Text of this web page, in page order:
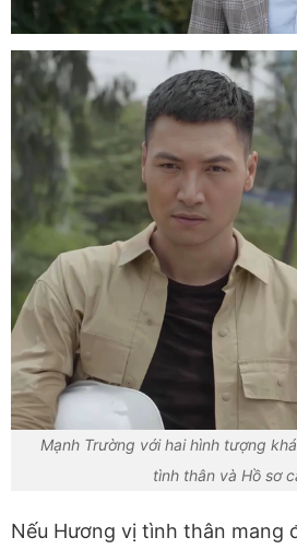
Mạnh Trường với hai hình tượng
tình thân và Hồ sơ
Nếu Hương vị tình thân mang